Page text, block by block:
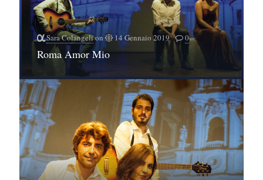
Sara Colangelion 14 Gennaio 2019 0
Roma Amor Mio